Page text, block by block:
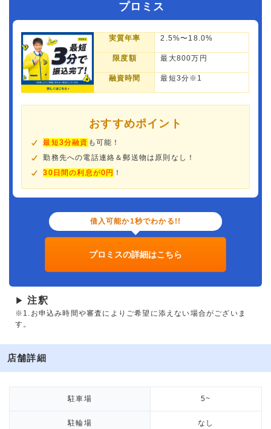
プロミス
実質年率 2.5%〜18.0%
限度額 最大800万円
融資時間 最短3分※1
おすすめポイント
最短3分融資 も可能！
勤務先への電話連絡＆郵送物は原則なし！
30日間の利息が0円 ！
借入可能か1秒でわかる!!
プロミスの詳細はこちら
▶ 注釈
※1.お申込み時間や審査によりご希望に添えない場合がございま
す。
店舗詳細
駐車場 5~
駐輪場 なし